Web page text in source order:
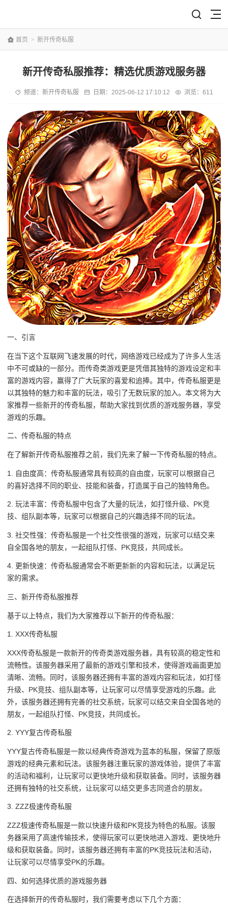
首页 > 新开传奇私服
新开传奇私服推荐：精选优质游戏服务器
频道： 新开传奇私服 日期： 2025-06-12 17:10:12 浏览：611
一、引言
在当下这个互联网飞速发展的时代，网络游戏已经成为了许多人生活
中不可或缺的一部分。而传奇类游戏更是凭借其独特的游戏设定和丰
富的游戏内容，赢得了广大玩家的喜爱和追捧。其中，传奇私服更是
以其独特的魅力和丰富的玩法，吸引了无数玩家的加入。本文将为大
家推荐一些新开的传奇私服，帮助大家找到优质的游戏服务器，享受
游戏的乐趣。
二、传奇私服的特点
在了解新开传奇私服推荐之前，我们先来了解一下传奇私服的特点。
1. 自由度高：传奇私服通常具有较高的自由度，玩家可以根据自己
的喜好选择不同的职业、技能和装备，打造属于自己的独特角色。
2. 玩法丰富：传奇私服中包含了大量的玩法，如打怪升级、PK竞
技、组队副本等，玩家可以根据自己的兴趣选择不同的玩法。
3. 社交性强：传奇私服是一个社交性很强的游戏，玩家可以结交来
自全国各地的朋友，一起组队打怪、PK竞技，共同成长。
4. 更新快速：传奇私服通常会不断更新新的内容和玩法，以满足玩
家的需求。
三、新开传奇私服推荐
基于以上特点，我们为大家推荐以下新开的传奇私服：
1. XXX传奇私服
XXX传奇私服是一款新开的传奇类游戏服务器，具有较高的稳定性和
流畅性。该服务器采用了最新的游戏引擎和技术，使得游戏画面更加
清晰、流畅。同时，该服务器还拥有丰富的游戏内容和玩法，如打怪
升级、PK竞技、组队副本等，让玩家可以尽情享受游戏的乐趣。此
外，该服务器还拥有完善的社交系统，玩家可以结交来自全国各地的
朋友，一起组队打怪、PK竞技，共同成长。
2. YYY复古传奇私服
YYY复古传奇私服是一款以经典传奇游戏为蓝本的私服，保留了原版
游戏的经典元素和玩法。该服务器注重玩家的游戏体验，提供了丰富
的活动和福利，让玩家可以更快地升级和获取装备。同时，该服务器
还拥有独特的社交系统，让玩家可以结交更多志同道合的朋友。
3. ZZZ极速传奇私服
ZZZ极速传奇私服是一款以快速升级和PK竞技为特色的私服。该服
务器采用了高速传输技术，使得玩家可以更快地进入游戏、更快地升
级和获取装备。同时，该服务器还拥有丰富的PK竞技玩法和活动，
让玩家可以尽情享受PK的乐趣。
四、如何选择优质的游戏服务器
在选择新开的传奇私服时，我们需要考虑以下几个方面：